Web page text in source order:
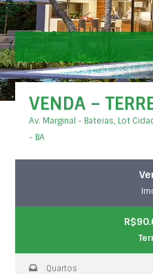
VENDA –
Av. Marginal - Bateias, Lot
- BA
Quartos